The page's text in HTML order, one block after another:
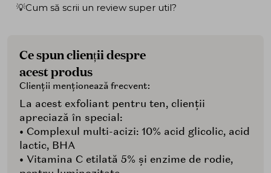
💡Cum să scrii un review super util?
Ce spun clienții despre
acest produs
Clienții menționează frecvent:
La acest exfoliant pentru ten, clienții
apreciază în special:
• Complexul multi-acizi: 10% acid glicolic, acid
lactic, BHA
• Vitamina C etilată 5% și enzime de rodie,